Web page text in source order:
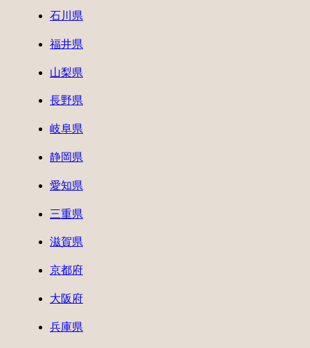
石川県
福井県
山梨県
長野県
岐阜県
静岡県
愛知県
三重県
滋賀県
京都府
大阪府
兵庫県